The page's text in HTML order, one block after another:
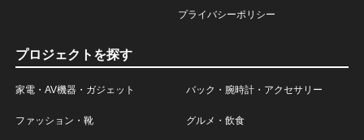
プライバシーポリシー
プロジェクトを探す
家電・AV機器・ガジェット バック・腕時計・アクセサリー
ファッション・靴 グルメ・飲食